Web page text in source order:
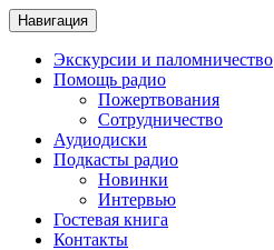
Навигация
Экскурсии и паломничество
Помощь радио
Пожертвования
Сотрудничество
Аудиодиски
Подкасты радио
Новинки
Интервью
Гостевая книга
Контакты